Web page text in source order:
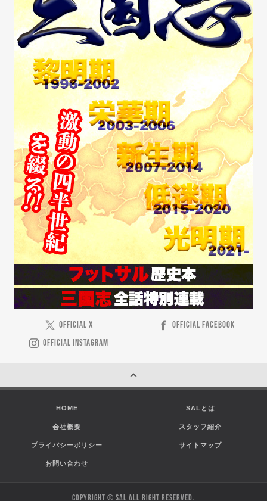
OFFICIAL X
OFFICIAL FACEBOOK
OFFICIAL INSTAGRAM
HOME SALとは
会社概要 スタッフ紹介
プライバシーポリシー サイトマップ
お問い合わせ
COPYRIGHT © SAL ALL RIGHT RESERVED.